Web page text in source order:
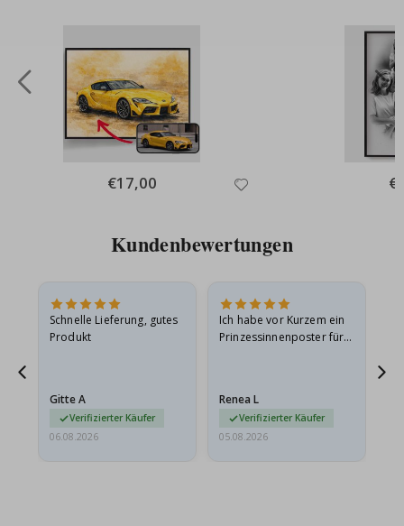
Special
Price
€17,00
Kundenbewertungen
Schnelle Lieferung, gutes
Produkt
Gitte A
Verifizierter Käufer
06.08.2026
Ich habe vor Kurzem ein
Prinzessinnenposter für
beschädigt…
Renea L
Verifizierter Käufer
05.08.2026